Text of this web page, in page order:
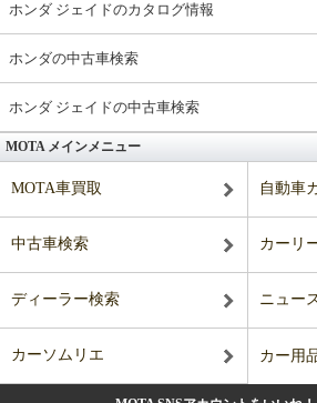
ホンダ ジェイドのカタログ情報
ホンダの中古車検索
ホンダ ジェイドの中古車検索
MOTA メインメニュー
MOTA車買取 自動車
中古車検索 カーリ
ディーラー検索 ニュー
カーソムリエ カー用